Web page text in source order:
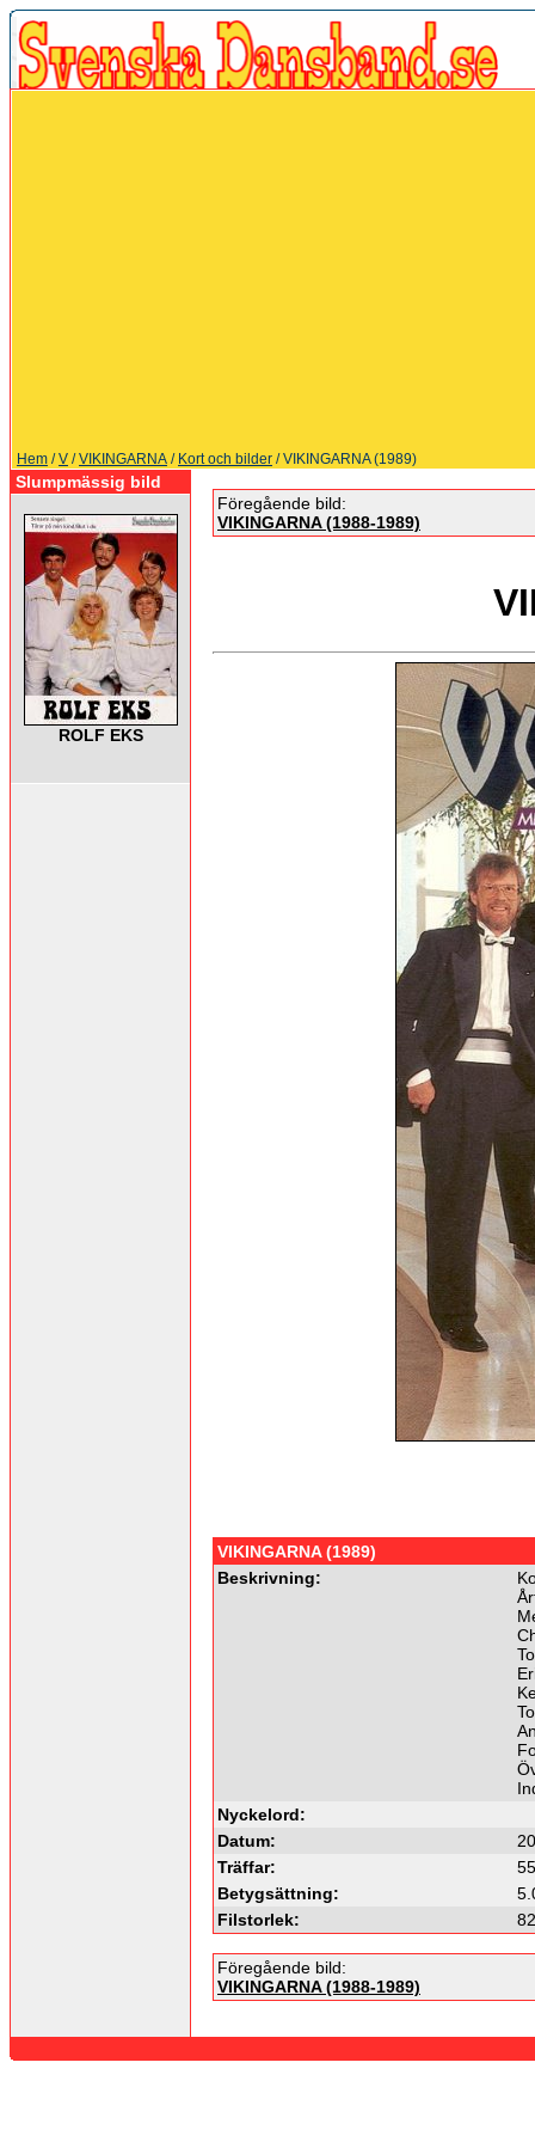
Hem /V /VIKINGARNA / Kort och bilder / VIKINGARNA (1989)
Slumpmässig bild
ROLF EKS
Föregående bild:
VIKINGARNA (1988-1989)
VIKINGARNA (1989)
Beskrivning:
Nyckelord:
Datum:
Träffar:
Betygsättning:
Filstorlek:
Föregående bild:
VIKINGARNA (1988-1989)